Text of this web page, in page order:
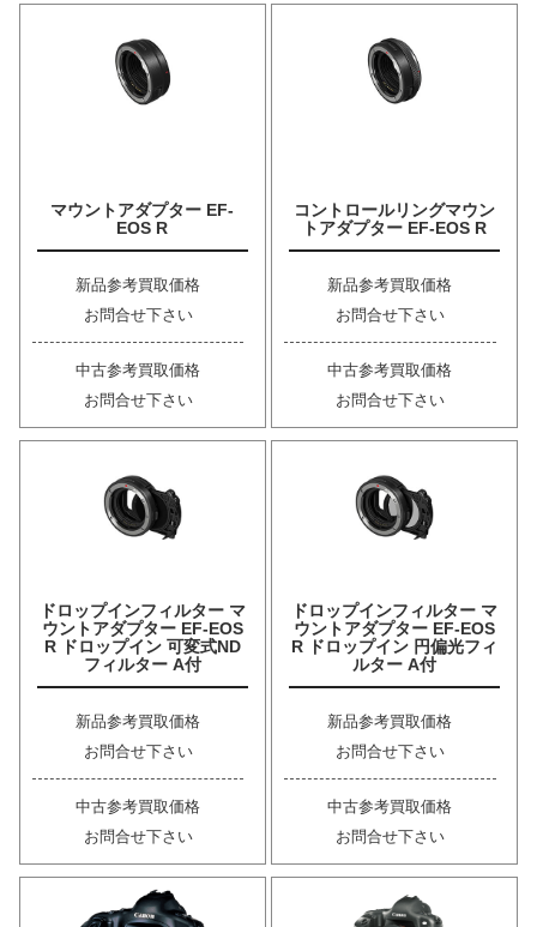
マウントアダプター EF-
EOS R
新品参考買取価格
お問合せ下さい
中古参考買取価格
お問合せ下さい
コントロールリングマウン
トアダプター EF-EOS R
新品参考買取価格
お問合せ下さい
中古参考買取価格
お問合せ下さい
ドロップインフィルター マ
ウントアダプター EF-EOS
R ドロップイン 可変式ND
フィルター A付
新品参考買取価格
お問合せ下さい
中古参考買取価格
お問合せ下さい
ドロップインフィルター マ
ウントアダプター EF-EOS
R ドロップイン 円偏光フィ
ルター A付
新品参考買取価格
お問合せ下さい
中古参考買取価格
お問合せ下さい